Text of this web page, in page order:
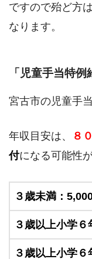
ですので殆ど方
なります。
「児童手当特例
宮古市の児童手
年収目安は、 ８
付になる可能性
３歳未満：
３歳以上小学
３歳以上小学